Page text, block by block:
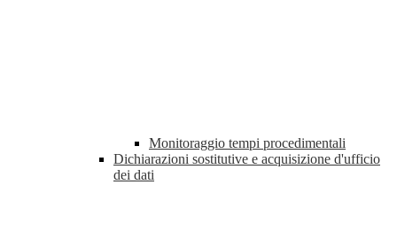
Monitoraggio tempi procedimentali
Dichiarazioni sostitutive e acquisizione d'ufficio
dei dati